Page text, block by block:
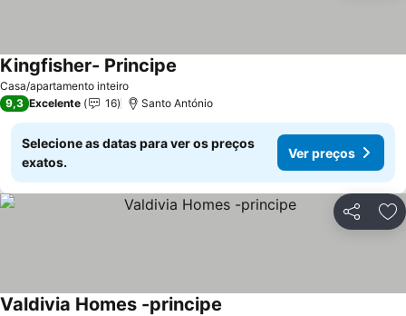
Casa/apartamento inteiro
Kingfisher- Principe
9,3 Excelente 16 Santo António
Selecione as datas para ver os preços
exatos.
Ver preços
Partilhar
Valdivia Homes -principe